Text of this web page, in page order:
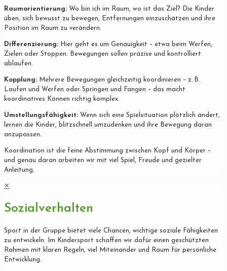
Raumorientierung: Wo bin ich im Raum, wo ist das Ziel? Die Kinder
üben, sich bewusst zu bewegen, Entfernungen einzuschätzen und ihre
Position im Raum zu verändern.
Differenzierung: Hier geht es um Genauigkeit – etwa beim Werfen,
Zielen oder Stoppen. Bewegungen sollen präzise und kontrolliert
ablaufen.
Kopplung: Mehrere Bewegungen gleichzeitig koordinieren – z. B.
Laufen und Werfen oder Springen und Fangen – das macht
koordinatives Können richtig komplex.
Umstellungsfähigkeit: Wenn sich eine Spielsituation plötzlich ändert,
lernen die Kinder, blitzschnell umzudenken und ihre Bewegung daran
anzupassen.
Koordination ist die feine Abstimmung zwischen Kopf und Körper –
und genau daran arbeiten wir mit viel Spiel, Freude und gezielter
Anleitung.
✕
Sozialverhalten
Sport in der Gruppe bietet viele Chancen, wichtige soziale Fähigkeiten
zu entwickeln. Im Kindersport schaffen wir dafür einen geschützten
Rahmen mit klaren Regeln, viel Miteinander und Raum für persönliche
Entwicklung.